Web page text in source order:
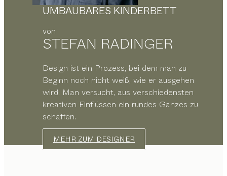
UMBAUBARES KINDERBETT
von
STEFAN RADINGER
Design ist ein Prozess, bei dem man zu
Beginn noch nicht weiß, wie er ausgehen
wird. Man versucht, aus verschiedensten
kreativen Einflüssen ein rundes Ganzes zu
schaffen.
MEHR ZUM DESIGNER